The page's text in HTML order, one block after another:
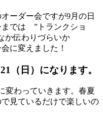
ーダー会ですが9月の日
では ”トランクショ
か伝わりづらいか
に変えました！
（日） になります。
変わっていきます。春夏
見ているだけで楽しいの